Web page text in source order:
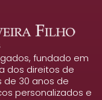
fundado em
dos direitos de
de 30 anos de
personalizados e